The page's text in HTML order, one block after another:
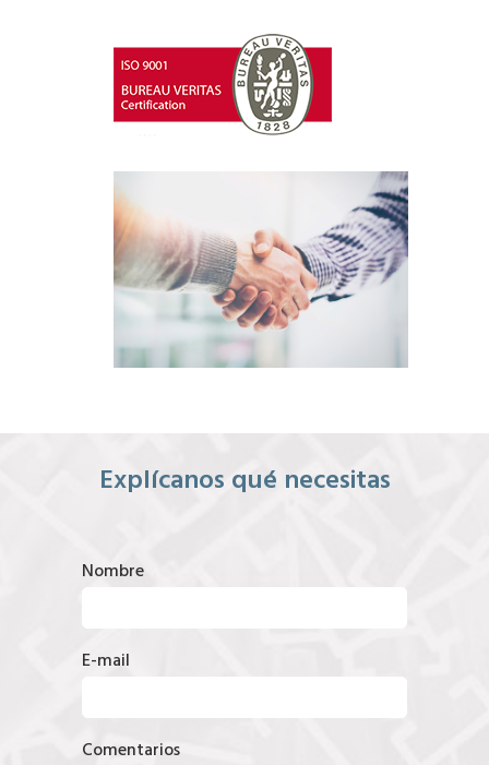
Explícanos qué necesitas
Nombre
E-mail
Comentarios